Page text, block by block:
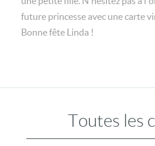
future princesse avec une carte
Bonne fête Linda !
Toutes les